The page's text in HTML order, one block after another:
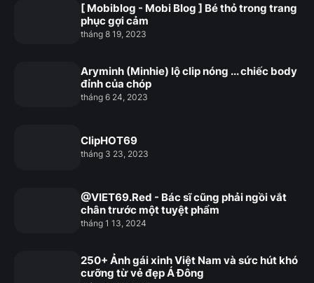
[ Mobiblog - Mobi Blog ] Bé thỏ trong trang
phục gợi cảm
tháng 8 19, 2023
Aryminh (Minhie) lộ clip nóng ... chiếc body
đỉnh của chóp
tháng 6 24, 2023
ClipHOT69
tháng 3 23, 2023
@VIET69.Red - Bác sĩ cũng phải ngồi vắt
chân trước một tuyệt phẩm
tháng 1 13, 2024
250+ Ảnh gái xinh Việt Nam và sức hút khó
cưỡng từ vẻ đẹp Á Đông